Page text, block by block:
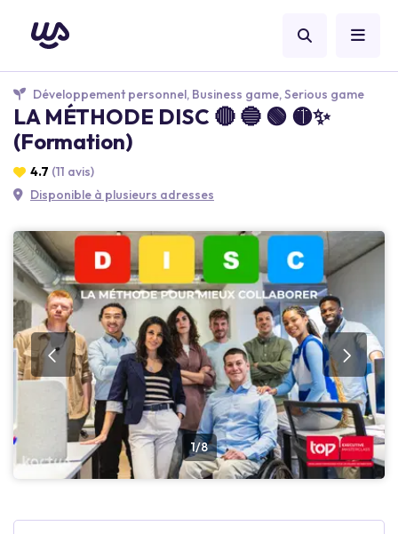
Développement personnel, Business game, Serious game
LA MÉTHODE DISC 🔴 🔵 🟢 🟡✨
(Formation)
4.7 (11 avis)
Disponible à plusieurs adresses
1/8